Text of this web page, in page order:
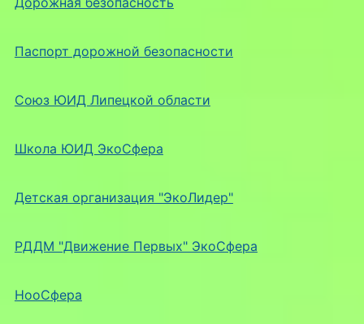
Паспорт дорожной безопасности
Союз ЮИД Липецкой области
Школа ЮИД ЭкоСфера
Детская организация "ЭкоЛидер"
РДДМ "Движение Первых" ЭкоСфера
НооСфера